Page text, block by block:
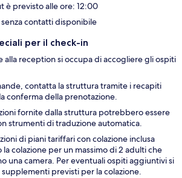
è previsto alle ore: 12:00
contatti disponibile
per il check-in
alla reception si occupa di accogliere gli ospiti
contatta la struttura tramite i recapiti
conferma della prenotazione.
fornite dalla struttura potrebbero essere
strumenti di traduzione automatica.
di piani tariffari con colazione inclusa
colazione per un massimo di 2 adulti che
una camera. Per eventuali ospiti aggiuntivi si
previsti per la colazione.